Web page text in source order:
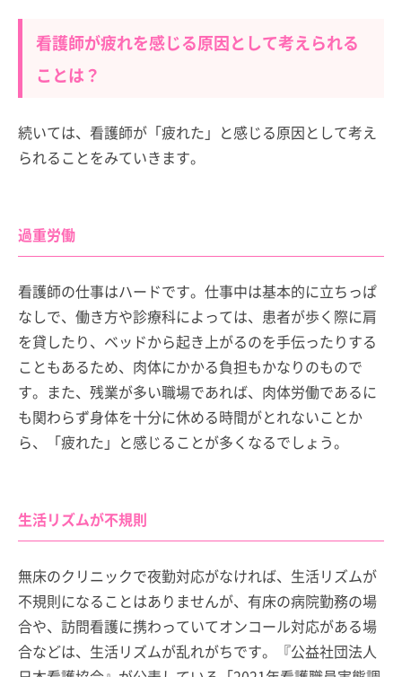
看護師が疲れを感じる原因として考えられる
ことは？
続いては、看護師が「疲れた」と感じる原因として考え
られることをみていきます。
過重労働
看護師の仕事はハードです。仕事中は基本的に立ちっぱ
なしで、働き方や診療科によっては、患者が歩く際に肩
を貸したり、ベッドから起き上がるのを手伝ったりする
こともあるため、肉体にかかる負担もかなりのもので
す。また、残業が多い職場であれば、肉体労働であるに
も関わらず身体を十分に休める時間がとれないことか
ら、「疲れた」と感じることが多くなるでしょう。
生活リズムが不規則
無床のクリニックで夜勤対応がなければ、生活リズムが
不規則になることはありませんが、有床の病院勤務の場
合や、訪問看護に携わっていてオンコール対応がある場
合などは、生活リズムが乱れがちです。『公益社団法人